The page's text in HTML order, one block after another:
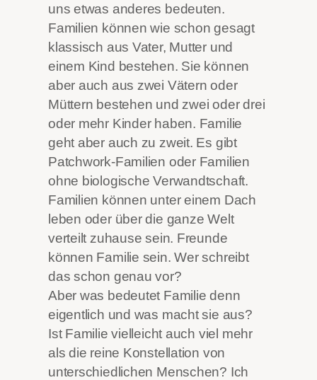
uns etwas anderes bedeuten.
Familien können wie schon gesagt
klassisch aus Vater, Mutter und
einem Kind bestehen. Sie können
aber auch aus zwei Vätern oder
Müttern bestehen und zwei oder drei
oder mehr Kinder haben. Familie
geht aber auch zu zweit. Es gibt
Patchwork-Familien oder Familien
ohne biologische Verwandtschaft.
Familien können unter einem Dach
leben oder über die ganze Welt
verteilt zuhause sein. Freunde
können Familie sein. Wer schreibt
das schon genau vor?
Aber was bedeutet Familie denn
eigentlich und was macht sie aus?
Ist Familie vielleicht auch viel mehr
als die reine Konstellation von
unterschiedlichen Menschen? Ich